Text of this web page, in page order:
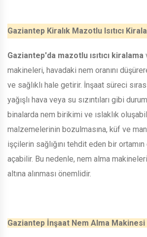
Gaziantep Kiralık Mazotlu Isıtıcı
Gaziantep'da mazotlu ısıtıcı kiralama
makineleri, havadaki nem oranını
ve sağlıklı hale getirir. İnşaat süreci
yağışlı hava veya su sızıntıları gibi
binalarda nem birikimi ve ıslaklık
malzemelerinin bozulmasına, küf ve
işçilerin sağlığını tehdit eden bir
açabilir. Bu nedenle, nem alma
altına alınması önemlidir.
Gaziantep İnşaat Nem Alma Makinesi